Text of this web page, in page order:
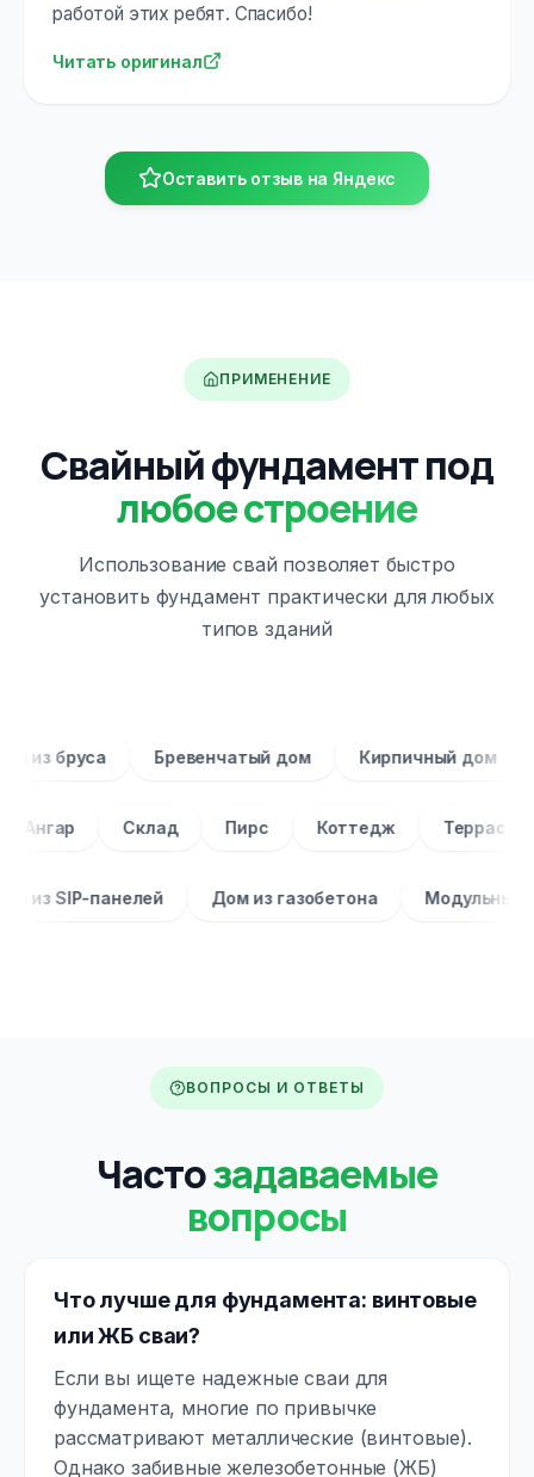
работой этих ребят. Спасибо!
Читать оригинал
Оставить отзыв на Яндекс
ПРИМЕНЕНИЕ
Свайный фундамент под
любое строение
Использование свай позволяет быстро
установить фундамент практически для любых
типов зданий
из бруса Бревенчатый дом Кирпичный дом
Ангар Склад Пирс Коттедж
из SIP-панелей Дом из газобетона Модульный
ВОПРОСЫ И ОТВЕТЫ
Частозадаваемые
вопросы
Что лучше для фундамента: винтовые
или ЖБ сваи?
Если вы ищете надежные сваи для
фундамента, многие по привычке
рассматривают металлические (винтовые).
Однако забивные железобетонные (ЖБ)